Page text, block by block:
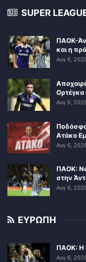
SUPER
ΠΑΟΚ-
και η
Αυγ 6,
Ορτέγκα
Αυγ 6,
Ατάκο
Αυγ 6,
ΠΑΟΚ: Να
στην
Αυγ 6,
ΕΥΡΩΠΗ
ΠΑΟΚ: Η
Αυγ 6,